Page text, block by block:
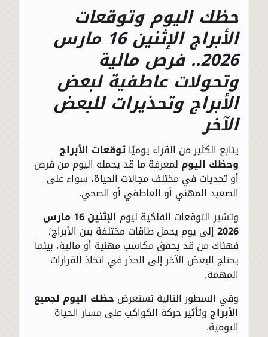
حظك اليوم وتوقعات
الأبراج الإثنين 16 مارس
2026.. فرص مالية
وتحولات عاطفية لبعض
الأبراج وتحذيرات للبعض
الآخر
يتابع الكثير من القراء يوميًاتوقعات الأبراج
وحظك اليوم لمعرفة ما قد يحمله اليوم من فرص
أو تحديات في مختلف مجالات الحياة، سواء على
الصعيد المهني أو العاطفي أو الصحي.
وتشير التوقعات الفلكية ليوم
الإثنين 16 مارس
2026إلى يوم يحمل طاقات مختلفة بين الأبراج؛
فهناك من قد يحقق مكاسب مهنية أو مالية، بينما
يحتاج البعض الآخر إلى الحذر في اتخاذ القرارات
المهمة.
وفي السطور التالية نستعرض حظك اليوم لجميع
الأبراجوتأثير حركة الكواكب على مسار الحياة
اليومية.